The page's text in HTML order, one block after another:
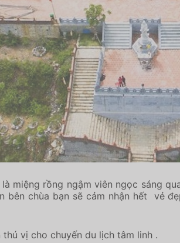
miệng rồng ngậm viên ngọc sáng
bên chùa bạn sẽ cảm nhận hết vẻ
vị cho chuyến du lịch tâm linh .